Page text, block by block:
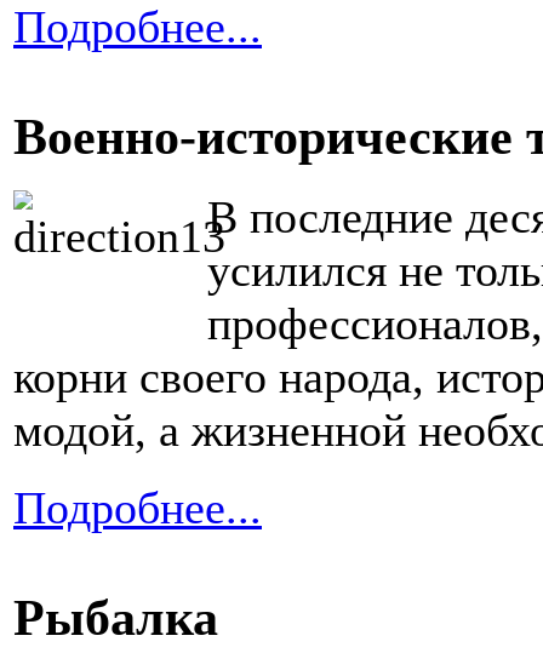
Подробнее...
Военно-исторические
В последние
усилился не
корни своего народа,
модой, а жизненной
Подробнее...
Рыбалка